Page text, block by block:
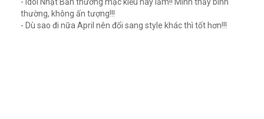
thường, không ấn tượng!!!
- Dù sao đi nữa April nên đổi sang style khác thì tốt hơn!!!